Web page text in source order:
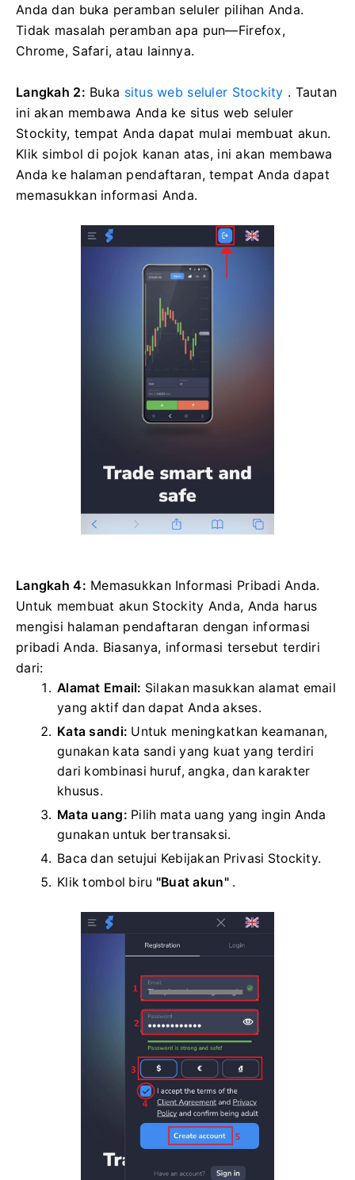
Anda dan buka peramban seluler pilihan Anda.
Tidak masalah peramban apa pun—Firefox,
Chrome, Safari, atau lainnya.
Langkah 2: Buka situs web seluler Stockity . Tautan
ini akan membawa Anda ke situs web seluler
Stockity, tempat Anda dapat mulai membuat akun.
Klik simbol di pojok kanan atas, ini akan membawa
Anda ke halaman pendaftaran, tempat Anda dapat
memasukkan informasi Anda.
Langkah 4: Memasukkan Informasi Pribadi Anda.
Untuk membuat akun Stockity Anda, Anda harus
mengisi halaman pendaftaran dengan informasi
pribadi Anda. Biasanya, informasi tersebut terdiri
dari:
Alamat Email: Silakan masukkan alamat email
yang aktif dan dapat Anda akses.
Kata sandi: Untuk meningkatkan keamanan,
gunakan kata sandi yang kuat yang terdiri
dari kombinasi huruf, angka, dan karakter
khusus.
Mata uang: Pilih mata uang yang ingin Anda
gunakan untuk bertransaksi.
Baca dan setujui Kebijakan Privasi Stockity.
Klik tombol biru "Buat akun".